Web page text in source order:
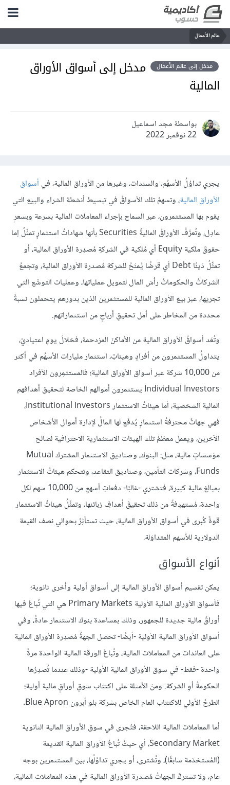
عالم الأعمال
مدخل إلى عالم الأعمال
مدخل إلى أسواق الأوراق
المالية
بواسطة مجد اسماعيل
22 نوفمبر 2022
يجري تداوُلُ الأسهُم، والسندات، وغيرها من الأوراق المالية، في أسواق
الأوراق المالية، وتسهمُ تلك الأسواقُ في تبسيط أنشطة الشراء والبيع التي
يقوم بها المستثمرون، عبر السماح بإجراء المعاملات المالية بسرعة وبسعرٍ
عادِل، وتُعرَّفُ الأوراقُ الماليةُ Securities بأنها شهاداتُ استثمارٍ تمثِّلُ إما
حقوقَ ملكية Equity أي مُلكية في الشركةِ مُصدِرة الأوراق المالية، أو
تمثِّلُ دَينًا Debt أي قرضًا يُمنَحُ للشركة مُصدرة الأوراق المالية، وتجمعُ
الشركاتُ والحكوماتُ رأسَ المال لتمويل عملياتها، وعمليات التوسُّع التي
تجريها، عبرَ بيع الأوراق المالية للمستثمرين الذين بدورهم يتحملون نسبةً
محددة من المخاطر على أمل تحقيقِ أرباحٍ من استثماراتهم.
وتُعَد أسواقُ الأوراق المالية من الأماكنَ المزدحمة، فخلالَ يومٍ اعتياديّ،
يتداولُ المستثمرون من أفرادٍ وهيئاتِ، استثمار مليارات الأسهُم في أكثر
من 10,000 شركة عبر أسواق الأوراق المالية؛ فالمستثمِرون الأفراد
Individual Investors يستثمرون أموالهم الخاصة لتحقيق أهدافهم
المالية الشخصية، أما هيئاتُ الاستثمار Institutional Investors،
فهي جهاتٌ محترفةُ استثمارٍ يُدفَع لها المالُ لإدارة أموال الأشخاص
الآخرين، ويعمل معظمُ تلك الهيئات الاستثمارية الاحترافية لصالح
مؤسساتٍ مالية، مثل: البنوك، وصناديق الاستثمار المشترك Mutual
Funds، وشركات التأمين، وصناديق التقاعد، وتتحكم هيئاتُ الاستثمار
بمبالغ مالية كبيرة، فتشتري -غالبًا- دفعاتِ أسهمٍ من 10,000 سهم لكل
واحدة، مُستهدِفةً من ذلك تحقيقَ أهدافِ زبائنها، وتمثِّلُ هيئاتُ الاستثمار
قوةً كُبرى في أسواق الأوراق المالية، حيث تستأثِرُ بحوالي نصف القيمة
الدولارية للأسهم المتداوَلة.
أنواع الأسواق
يمكن تقسيم أسواق الأوراق المالية إلى أسواق أولية وأخرى ثانوية؛
فأسواق الأوراق المالية الأولية Primary Markets هي التي تُباعُ فيها
أوراقٌ مالية جديدة للجمهور، وذلك بمساعدة بنوك الاستثمار عادةً، وفي
أسواق الأوراق المالية الأولية -أيضًا- تحصل الجهةُ مُصدِرة الأوراق المالية
على العائدات من المعاملات المالية، وتُباعُ الورقة المالية الواحدة مرةً
واحدة -فقط- في سوق الأوراق المالية الأولية -وذلك عندما تُصدِرُها
الحكومةُ أوِ الشركة. ومنَ الأمثلة على اكتتاب سوقِ أوراقٍ مالية أولية؛
الطرحُ الأولي للاكتتاب العام الخاص بشركة بلو أبرون Blue Apron.
أما المعاملات المالية اللاحقة، فتُجرى في سوق الأوراق المالية الثانوية
Secondary Market، أي حيثُ تُباعُ الأوراق المالية القديمة
(المُستخدَمة سابقًا)، وتُشترى، أو يجري تداوُلُها، بين المستثمرين بوجه
عام، ولا تشتركُ الجهاتُ مُصدرة الأوراق المالية في هذه المعاملات المالية،